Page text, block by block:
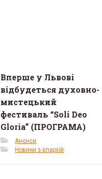
Вперше у Львові
відбудеться духовно-
мистецький
фестиваль “Soli Deo
Gloria” (ПРОГРАМА)
Анонси
Новини з єпархій